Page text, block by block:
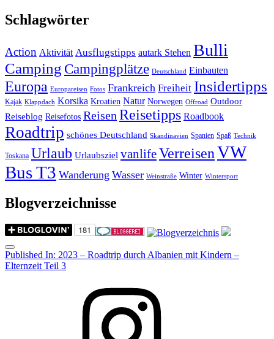
Schlagwörter
Action Aktivität Ausflugstipps autark Stehen Bulli
Camping Campingplätze Deutschland Einbauten
Europa Europareisen Fotos Frankreich Freiheit Insidertipps
Kajak Klappdach Korsika Kroatien Natur Norwegen Offroad Outdoor
Reiseblog Reisefotos ReisenReisetipps Roadbook
Roadtrip schönes Deutschland Skandinavien Spanien Spaß Technik
Toskana Urlaub Urlaubsziel vanlifeVerreisenVW
Bus T3 Wanderung Wasser Weinstraße Winter Wintersport
Blogverzeichnisse
Menu
Post
navigation
Published In: 2023 – Roadtrip durch Albanien mit Kindern –
Elternzeit Teil 3